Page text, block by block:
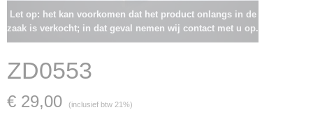
Let op: het kan voorkomen dat het product onlangs in de
zaak is verkocht; in dat geval nemen wij contact met u op.
ZD0553
€ 29,00 (inclusief btw 21%)